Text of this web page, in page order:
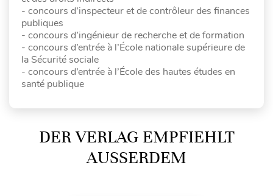
- concours d’inspecteur et de contrôleur des finances
publiques
- concours d’ingénieur de recherche et de formation
- concours d’entrée à l’École nationale supérieure de
la Sécurité sociale
- concours d’entrée à l’École des hautes études en
santé publique
DER VERLAG EMPFIEHLT
AUSSERDEM